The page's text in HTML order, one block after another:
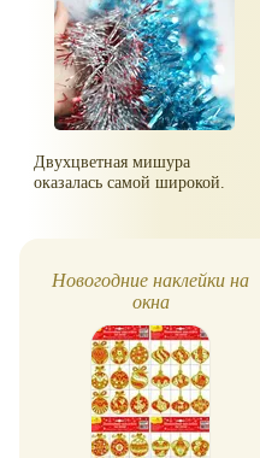
Двухцветная мишура
оказалась самой широкой.
Новогодние наклейки на
окна